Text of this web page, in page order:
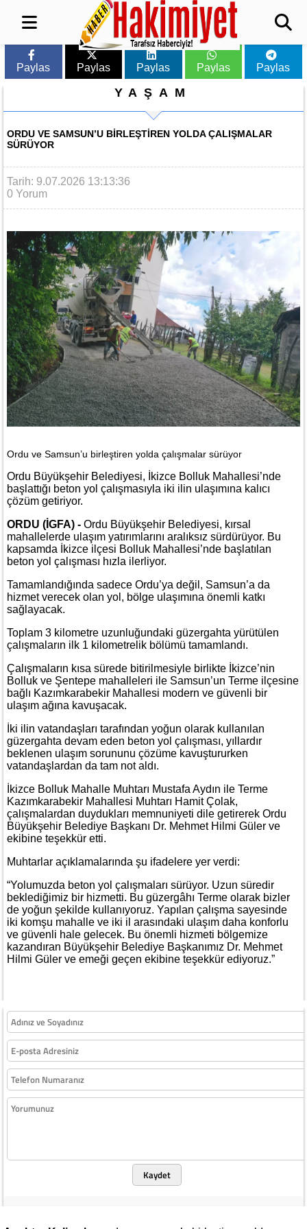
Paylas Paylas Paylas Paylas Paylas
YAŞAM
ORDU VE SAMSUN’U BIRLEŞTIREN YOLDA ÇALIŞMALAR
SÜRÜYOR
Tarih: 9.07.2026 13:13:36
0 Yorum
Ordu ve Samsun’u birleştiren yolda çalışmalar sürüyor
Ordu Büyükşehir Belediyesi, İkizce Bolluk Mahallesi’nde
başlattığı beton yol çalışmasıyla iki ilin ulaşımına kalıcı
çözüm getiriyor.
ORDU (İGFA) - Ordu Büyükşehir Belediyesi, kırsal
mahallelerde ulaşım yatırımlarını aralıksız sürdürüyor. Bu
kapsamda İkizce ilçesi Bolluk Mahallesi’nde başlatılan
beton yol çalışması hızla ilerliyor.
Tamamlandığında sadece Ordu’ya değil, Samsun’a da
hizmet verecek olan yol, bölge ulaşımına önemli katkı
sağlayacak.
Toplam 3 kilometre uzunluğundaki güzergahta yürütülen
çalışmaların ilk 1 kilometrelik bölümü tamamlandı.
Çalışmaların kısa sürede bitirilmesiyle birlikte İkizce’nin
Bolluk ve Şentepe mahalleleri ile Samsun’un Terme ilçesine
bağlı Kazımkarabekir Mahallesi modern ve güvenli bir
ulaşım ağına kavuşacak.
İki ilin vatandaşları tarafından yoğun olarak kullanılan
güzergahta devam eden beton yol çalışması, yıllardır
beklenen ulaşım sorununu çözüme kavuştururken
vatandaşlardan da tam not aldı.
İkizce Bolluk Mahalle Muhtarı Mustafa Aydın ile Terme
Kazımkarabekir Mahallesi Muhtarı Hamit Çolak,
çalışmalardan duydukları memnuniyeti dile getirerek Ordu
Büyükşehir Belediye Başkanı Dr. Mehmet Hilmi Güler ve
ekibine teşekkür etti.
Muhtarlar açıklamalarında şu ifadelere yer verdi:
“Yolumuzda beton yol çalışmaları sürüyor. Uzun süredir
beklediğimiz bir hizmetti. Bu güzergâhı Terme olarak bizler
de yoğun şekilde kullanıyoruz. Yapılan çalışma sayesinde
iki komşu mahalle ve iki il arasındaki ulaşım daha konforlu
ve güvenli hale gelecek. Bu önemli hizmeti bölgemize
kazandıran Büyükşehir Belediye Başkanımız Dr. Mehmet
Hilmi Güler ve emeği geçen ekibine teşekkür ediyoruz.”
Kaydet